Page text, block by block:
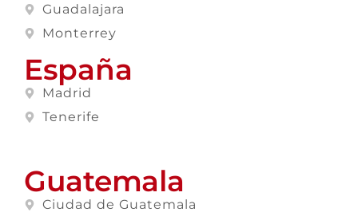
Guadalajara
Monterrey
España
Madrid
Tenerife
Guatemala
Ciudad de Guatemala